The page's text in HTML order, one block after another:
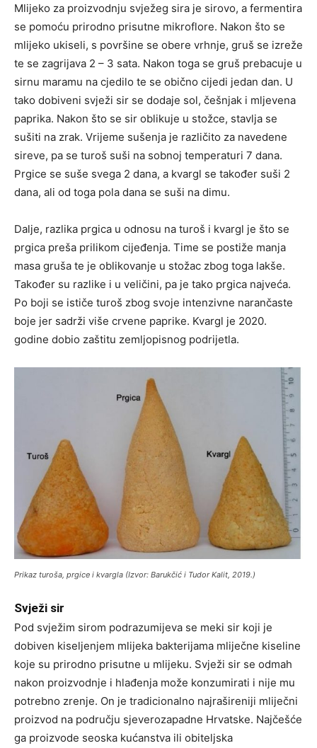
Mlijeko za proizvodnju svježeg sira je sirovo, a fermentira
se pomoću prirodno prisutne mikroflore. Nakon što se
mlijeko ukiseli, s površine se obere vrhnje, gruš se izreže
te se zagrijava 2 – 3 sata. Nakon toga se gruš prebacuje u
sirnu maramu na cjedilo te se obično cijedi jedan dan. U
tako dobiveni svježi sir se dodaje sol, češnjak i mljevena
paprika. Nakon što se sir oblikuje u stožce, stavlja se
sušiti na zrak. Vrijeme sušenja je različito za navedene
sireve, pa se turoš suši na sobnoj temperaturi 7 dana.
Prgice se suše svega 2 dana, a kvargl se također suši 2
dana, ali od toga pola dana se suši na dimu.
Dalje, razlika prgica u odnosu na turoš i kvargl je što se
prgica preša prilikom cijeđenja. Time se postiže manja
masa gruša te je oblikovanje u stožac zbog toga lakše.
Također su razlike i u veličini, pa je tako prgica najveća.
Po boji se ističe turoš zbog svoje intenzivne narančaste
boje jer sadrži više crvene paprike. Kvargl je 2020.
godine dobio zaštitu zemljopisnog podrijetla.
Prikaz turoša, prgice i kvargla (Izvor: Barukčić i Tudor Kalit, 2019.)
Svježi sir
Pod svježim sirom podrazumijeva se meki sir koji je
dobiven kiseljenjem mlijeka bakterijama mliječne kiseline
koje su prirodno prisutne u mlijeku. Svježi sir se odmah
nakon proizvodnje i hlađenja može konzumirati i nije mu
potrebno zrenje. On je tradicionalno najrašireniji mliječni
proizvod na području sjeverozapadne Hrvatske. Najčešće
ga proizvode seoska kućanstva ili obiteljska